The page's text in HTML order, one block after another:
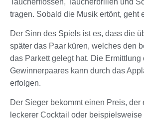
tragen. Sobald die Musik ertönt, geht
Der Sinn des Spiels ist es, dass die
später das Paar küren, welches den
das Parkett gelegt hat. Die Ermittlung
Gewinnerpaares kann durch das
erfolgen.
Der Sieger bekommt einen Preis, der
leckerer Cocktail oder